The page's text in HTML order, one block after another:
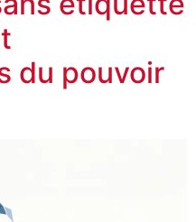
du pouvoir